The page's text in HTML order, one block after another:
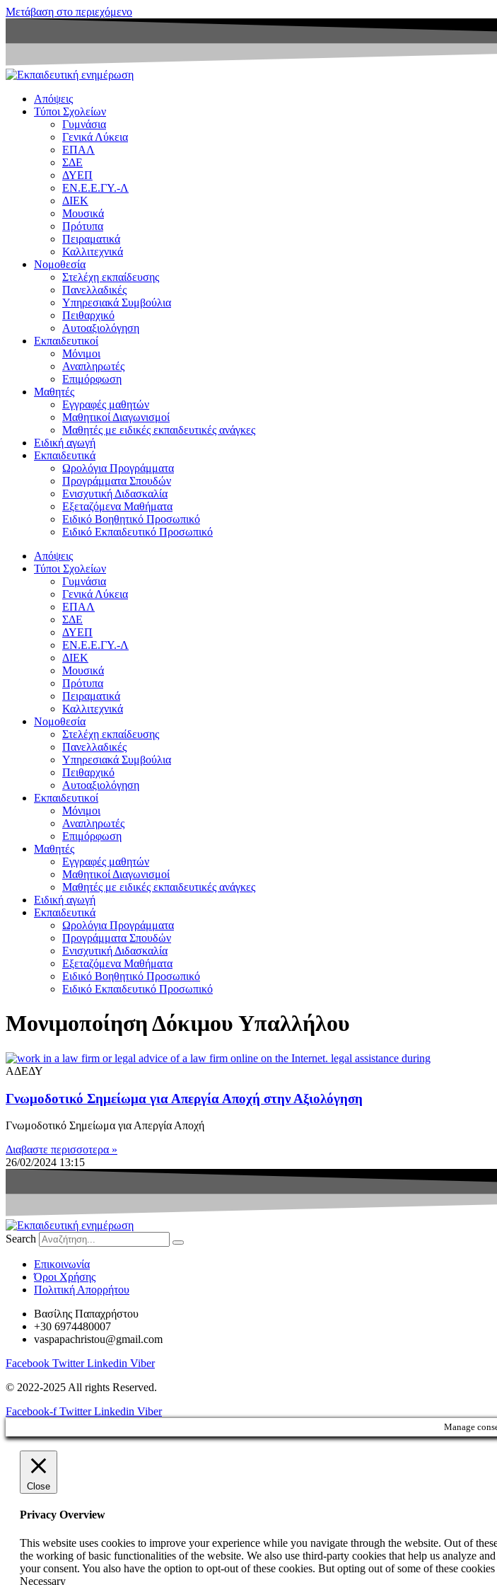
Μετάβαση στο περιεχόμενο
Απόψεις
Τύποι Σχολείων
Γυμνάσια
Γενικά Λύκεια
ΕΠΑΛ
ΣΔΕ
ΔΥΕΠ
ΕΝ.Ε.Ε.ΓΥ.-Λ
ΔΙΕΚ
Μουσικά
Πρότυπα
Πειραματικά
Καλλιτεχνικά
Νομοθεσία
Στελέχη εκπαίδευσης
Πανελλαδικές
Υπηρεσιακά Συμβούλια
Πειθαρχικό
Αυτοαξιολόγηση
Εκπαιδευτικοί
Μόνιμοι
Αναπληρωτές
Επιμόρφωση
Μαθητές
Εγγραφές μαθητών
Μαθητικοί Διαγωνισμοί
Μαθητές με ειδικές εκπαιδευτικές ανάγκες
Ειδική αγωγή
Εκπαιδευτικά
Ωρολόγια Προγράμματα
Προγράμματα Σπουδών
Ενισχυτική Διδασκαλία
Εξεταζόμενα Μαθήματα
Ειδικό Βοηθητικό Προσωπικό
Ειδικό Εκπαιδευτικό Προσωπικό
Απόψεις
Τύποι Σχολείων
Γυμνάσια
Γενικά Λύκεια
ΕΠΑΛ
ΣΔΕ
ΔΥΕΠ
ΕΝ.Ε.Ε.ΓΥ.-Λ
ΔΙΕΚ
Μουσικά
Πρότυπα
Πειραματικά
Καλλιτεχνικά
Νομοθεσία
Στελέχη εκπαίδευσης
Πανελλαδικές
Υπηρεσιακά Συμβούλια
Πειθαρχικό
Αυτοαξιολόγηση
Εκπαιδευτικοί
Μόνιμοι
Αναπληρωτές
Επιμόρφωση
Μαθητές
Εγγραφές μαθητών
Μαθητικοί Διαγωνισμοί
Μαθητές με ειδικές εκπαιδευτικές ανάγκες
Ειδική αγωγή
Εκπαιδευτικά
Ωρολόγια Προγράμματα
Προγράμματα Σπουδών
Ενισχυτική Διδασκαλία
Εξεταζόμενα Μαθήματα
Ειδικό Βοηθητικό Προσωπικό
Ειδικό Εκπαιδευτικό Προσωπικό
Μονιμοποίηση Δόκιμου Υπαλλήλου
ΑΔΕΔΥ
Γνωμοδοτικό Σημείωμα για Απεργία Αποχή στην Αξιολόγηση
Γνωμοδοτικό Σημείωμα για Απεργία Αποχή
Διαβαστε περισσοτερα »
26/02/2024 13:15
Search
Eπικοινωνία
Όροι Χρήσης
Πολιτική Απορρήτου
Βασίλης Παπαχρήστου
+30 6974480007
vaspapachristou@gmail.com
Facebook Twitter Linkedin Viber
© 2022-2025 All rights Reserved.
Facebook-f Twitter Linkedin Viber
Manage
Close
Privacy Overview
This website uses cookies to improve your experience while you navigate through the website. Out of
the working of basic functionalities of the website. We also use third-party cookies that help us analyze
your consent. You also have the option to opt-out of these cookies. But opting out of some of these
Necessary